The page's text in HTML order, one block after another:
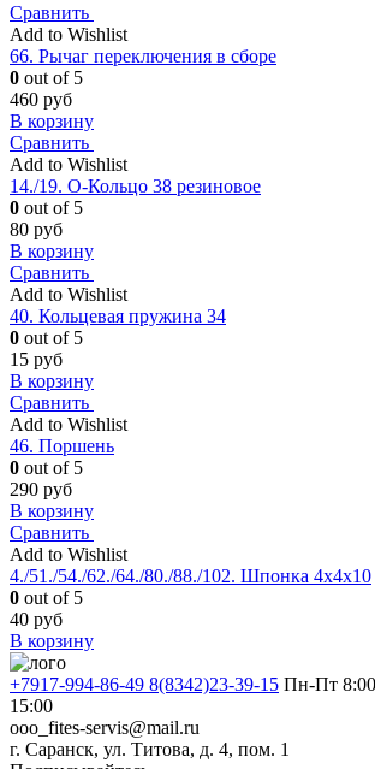
Сравнить
Add to Wishlist
66. Рычаг переключения в сборе
0 out of 5
460 руб
В корзину
Сравнить
Add to Wishlist
14./19. О-Кольцо 38 резиновое
0 out of 5
80 руб
В корзину
Сравнить
Add to Wishlist
40. Кольцевая пружина 34
0 out of 5
15 руб
В корзину
Сравнить
Add to Wishlist
46. Поршень
0 out of 5
290 руб
В корзину
Сравнить
Add to Wishlist
4./51./54./62./64./80./88./102. Шпонка 4x4x10
0 out of 5
40 руб
В корзину
+7917-994-86-49 8(8342)23-39-15 Пн-Пт
15:00
ooo_fites-servis@mail.ru
г. Саранск, ул. Титова, д. 4, пом. 1